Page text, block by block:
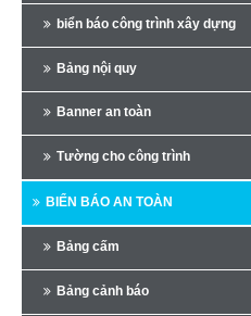
biển báo công trình xây dựng
Bảng nội quy
Banner an toàn
Tường cho công trình
BIỂN BÁO AN TOÀN
Bảng cấm
Bảng cảnh báo